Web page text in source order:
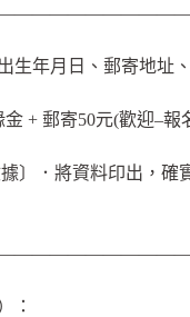
生年月日、郵寄地址
+ 郵寄50元(歡迎–報
〕．將資料印出，確
：